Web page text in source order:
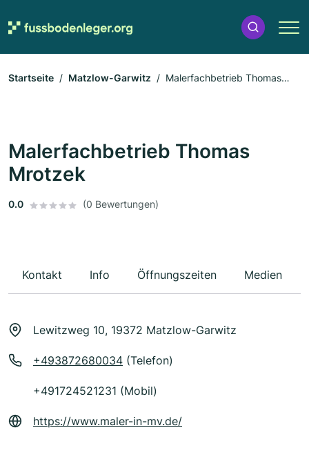
Startseite Matzlow-Garwitz
Malerfachbetrieb Thomas
Malerfachbetrieb Thomas
Mrotzek
0.0 (0 Bewertungen)
Kontakt Info Öffnungszeiten Medien
Lewitzweg 10, 19372 Matzlow-Garwitz
+493872680034 (Telefon)
+491724521231 (Mobil)
https://www.maler-in-mv.de/